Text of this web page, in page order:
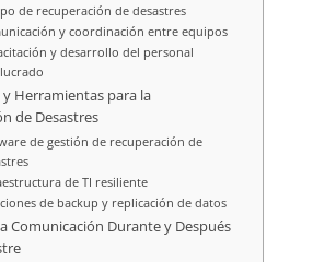
de recuperación de desastres
y coordinación entre equipos
y desarrollo del personal
y Herramientas para la
de Desastres
de gestión de recuperación de
de TI resiliente
de backup y replicación de datos
Comunicación Durante y Después